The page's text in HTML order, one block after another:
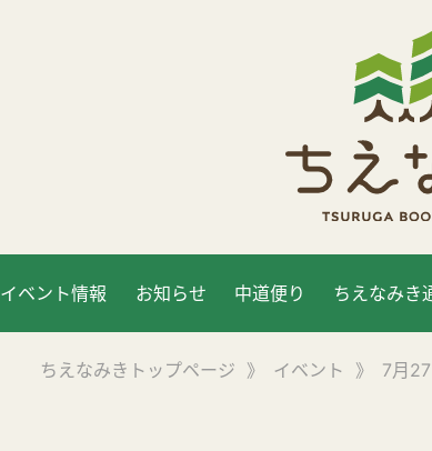
イベント情報 お知らせ 中道便り ちえなみき
ちえなみきトップページ 》 イベント 》 7月